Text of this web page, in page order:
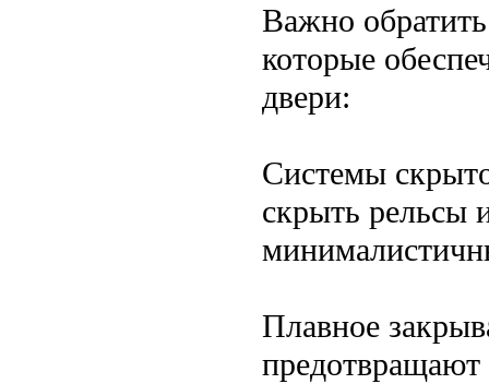
Важно
которые
двери:
Системы
скрыть рельсы
Плавное
предотвращают